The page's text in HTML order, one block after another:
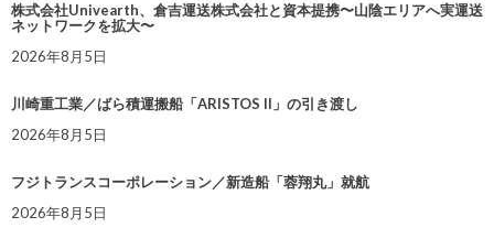
株式会社Univearth、倉吉運送株式会社と資本提携〜山陰エリアへ実運送
ネットワークを拡大〜
2026年8月5日
川崎重工業／ばら積運搬船「ARISTOS II」の引き渡し
2026年8月5日
フジトランスコーポレーション／新造船「蓉翔丸」就航
2026年8月5日